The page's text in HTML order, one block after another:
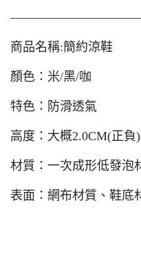
商品名稱:簡約涼鞋
顏色：米/黑/咖
特色：防滑透氣
高度：大概2.0CM(正負)
材質：一次成形低發泡
表面：網布材質、鞋底